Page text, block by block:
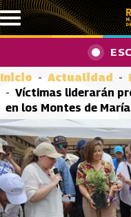
Pasar al contenido principal
Inicio Actualidad
Víctimas liderarán
en los Montes de María